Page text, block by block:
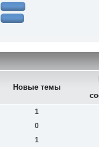
Новые темы
1
0
1